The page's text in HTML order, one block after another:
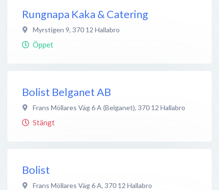
Rungnapa Kaka & Catering
Myrstigen 9, 370 12 Hallabro
Öppet
Bolist Belganet AB
Frans Möllares Väg 6 A (Belganet), 370 12 Hallabro
Stängt
Bolist
Frans Möllares Väg 6 A, 370 12 Hallabro